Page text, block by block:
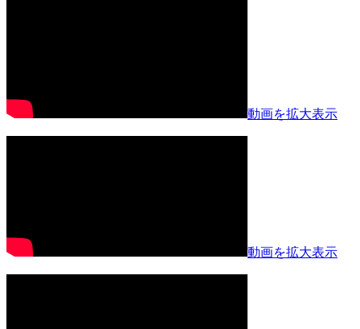
動画を拡大表示
動画を拡大表示